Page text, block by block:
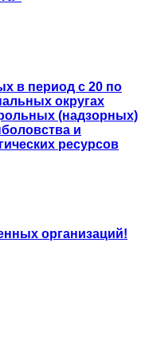
в период с 20 по
округах
(надзорных)
и
ресурсов
организаций!